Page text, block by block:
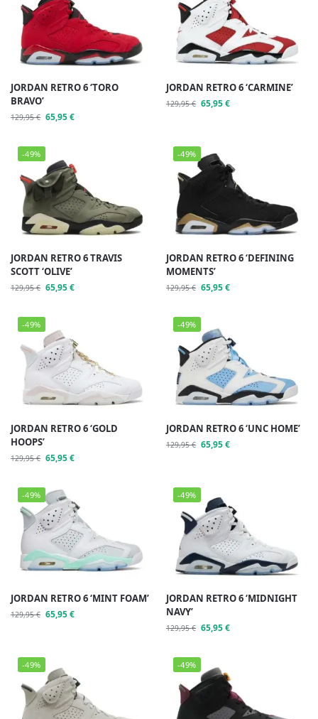
JORDAN RETRO 6 ‘TORO
BRAVO’
129,95€ 65,95€
JORDAN RETRO 6 ‘CARMINE’
129,95€ 65,95€
-49%
JORDAN RETRO 6 TRAVIS
SCOTT ‘OLIVE’
129,95€ 65,95€
-49%
JORDAN RETRO 6 ‘DEFINING
MOMENTS’
129,95€ 65,95€
-49%
JORDAN RETRO 6 ‘GOLD
HOOPS’
129,95€ 65,95€
-49%
JORDAN RETRO 6 ‘UNC HOME’
129,95€ 65,95€
-49%
JORDAN RETRO 6 ‘MINT FOAM’
129,95€ 65,95€
-49%
JORDAN RETRO 6 ‘MIDNIGHT
NAVY’
129,95€ 65,95€
-49% -49%